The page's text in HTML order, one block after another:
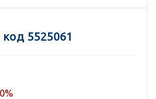
5525061